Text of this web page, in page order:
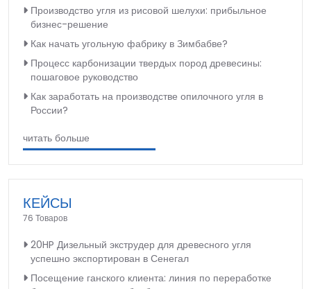
Производство угля из рисовой шелухи: прибыльное
бизнес-решение
Как начать угольную фабрику в Зимбабве?
Процесс карбонизации твердых пород древесины:
пошаговое руководство
Как заработать на производстве опилочного угля в
России?
читать больше
КЕЙСЫ
76 Товаров
20HP Дизельный экструдер для древесного угля
успешно экспортирован в Сенегал
Посещение ганского клиента: линия по переработке